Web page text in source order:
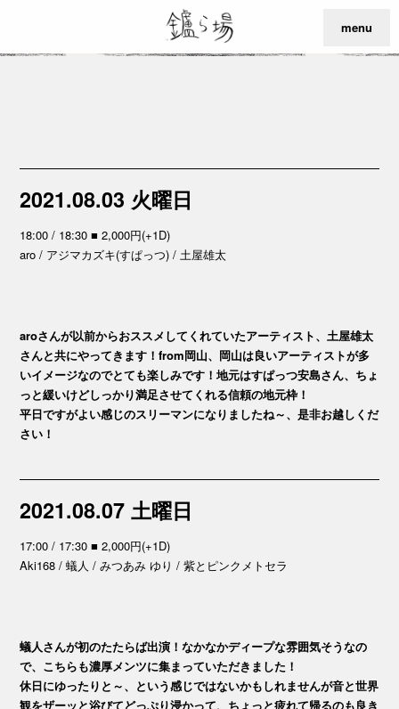
menu
2021.08.03 火曜日
18:00 / 18:30 ■ 2,000円(+1D)
aro / アジマカズキ(すぱっつ) / 土屋雄太
aroさんが以前からおススメしてくれていたアーティスト、土屋雄太
さんと共にやってきます！from岡山、岡山は良いアーティストが多
いイメージなのでとても楽しみです！地元はすぱっつ安島さん、ちょ
っと緩いけどしっかり満足させてくれる信頼の地元枠！
平日ですがよい感じのスリーマンになりましたね～、是非お越しくだ
さい！
2021.08.07 土曜日
17:00 / 17:30 ■ 2,000円(+1D)
Aki168 / 蟻人 / みつあみ ゆり / 紫とピンクメトセラ
蟻人さんが初のたたらば出演！なかなかディープな雰囲気そうなの
で、こちらも濃厚メンツに集まっていただきました！
休日にゆったりと～、という感じではないかもしれませんが音と世界
観をザーッと浴びてどっぷり浸かって、ちょっと疲れて帰るのも良き